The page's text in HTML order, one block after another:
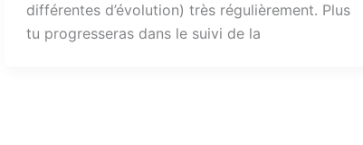
différentes d’évolution) très régulièrement. Plus
tu progresseras dans le suivi de la